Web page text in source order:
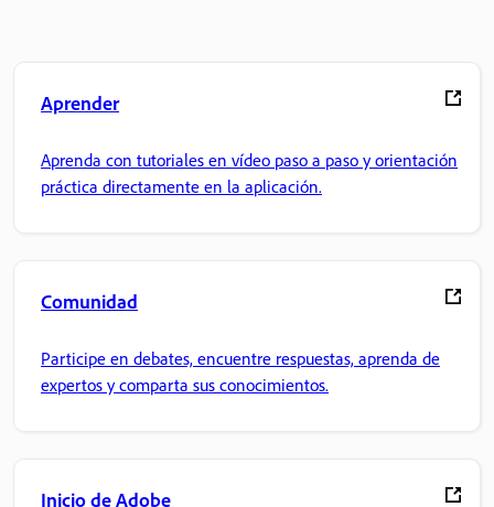
Aprender
Aprenda con tutoriales en vídeo paso a paso y orientación
práctica directamente en la aplicación.
Comunidad
Participe en debates, encuentre respuestas, aprenda de
expertos y comparta sus conocimientos.
Inicio de Adobe